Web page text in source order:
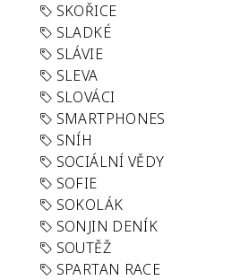
SKOŘICE
SLADKÉ
SLÁVIE
SLEVA
SLOVÁCI
SMARTPHONES
SNÍH
SOCIÁLNÍ VĚDY
SOFIE
SOKOLÁK
SONJIN DENÍK
SOUTĚŽ
SPARTAN RACE